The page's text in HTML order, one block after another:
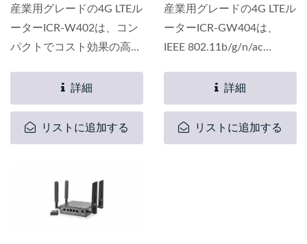
産業用グレードの4G LTEル
ーターICR-W402は、コン
パクトでコスト効果の高い
WANのファーストイーサ
ネット接続を提供し、
2G/3G/4Gのセルラーモバ
イルデータネットワークへ
しています。...
詳細
リストに追加する
産業用グレードの4G LTEル
ーターICR-GW404は、
IEEE 802.11b/g/n/ac
術を組み合わせた高性能で
コスト効果の高い製品で、
柔軟なワイヤレスネットワ
ーク接続を提供します。...
詳細
リストに追加する